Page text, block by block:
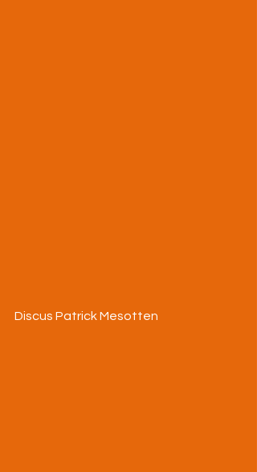
Discus Patrick Mesotten